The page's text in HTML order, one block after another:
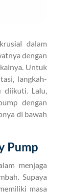
dalam
dengan
Untuk
langkah-
diikuti. Lalu,
dengan
di bawah
Pump
menjaga
Supaya
masa